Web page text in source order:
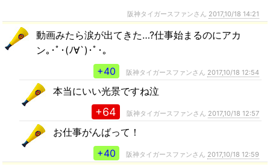
阪神タイガースファンさん 2017,10/18 14:21
動画みたら涙が出てきた…?仕事始まるのにアカ
ン｡･ﾟ･(ﾉ∀`)･ﾟ･｡
+40
阪神タイガースファンさん 2017,10/18 12:54
本当にいい光景ですね泣
+64 阪神タイガースファンさん 2017,10/18 12:57
お仕事がんばって！
+40
阪神タイガースファンさん 2017,10/18 12:59